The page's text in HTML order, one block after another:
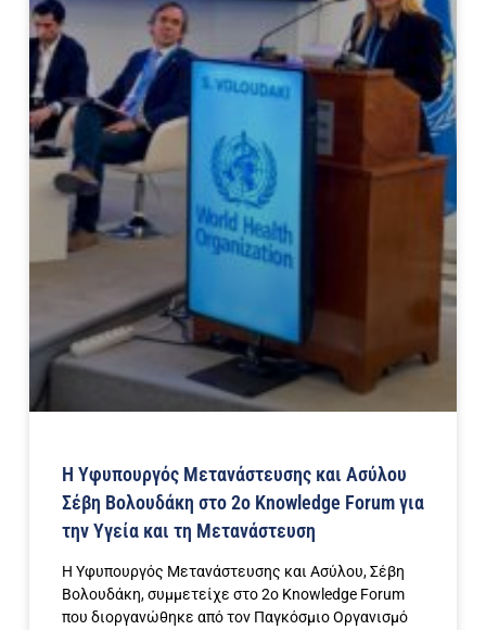
Η Υφυπουργός Μετανάστευσης και Ασύλου
Σέβη Βολουδάκη στο 2ο Knowledge Forum για
την Υγεία και τη Μετανάστευση
Η Υφυπουργός Μετανάστευσης και Ασύλου, Σέβη
Βολουδάκη, συμμετείχε στο 2ο Knowledge Forum
που διοργανώθηκε από τον Παγκόσμιο Οργανισμό